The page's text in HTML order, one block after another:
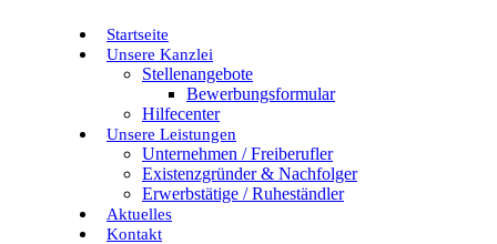
Startseite
Unsere Kanzlei
Stellenangebote
Bewerbungsformular
Hilfecenter
Unsere Leistungen
Unternehmen / Freiberufler
Existenzgründer & Nachfolger
Erwerbstätige / Ruheständler
Aktuelles
Kontakt